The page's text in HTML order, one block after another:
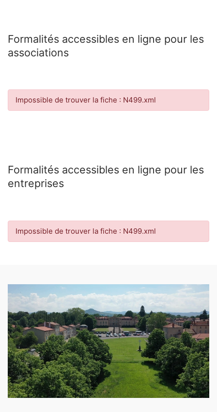
Formalités accessibles en ligne pour les
associations
Impossible de trouver la fiche : N499.xml
Formalités accessibles en ligne pour les
entreprises
Impossible de trouver la fiche : N499.xml